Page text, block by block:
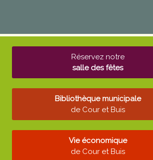
Réservez notre
salle des fêtes
Bibliothèque municipale
de Cour et Buis
Vie économique
de Cour et Buis